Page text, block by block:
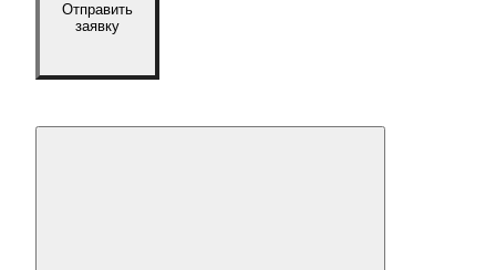
Отправить
заявку